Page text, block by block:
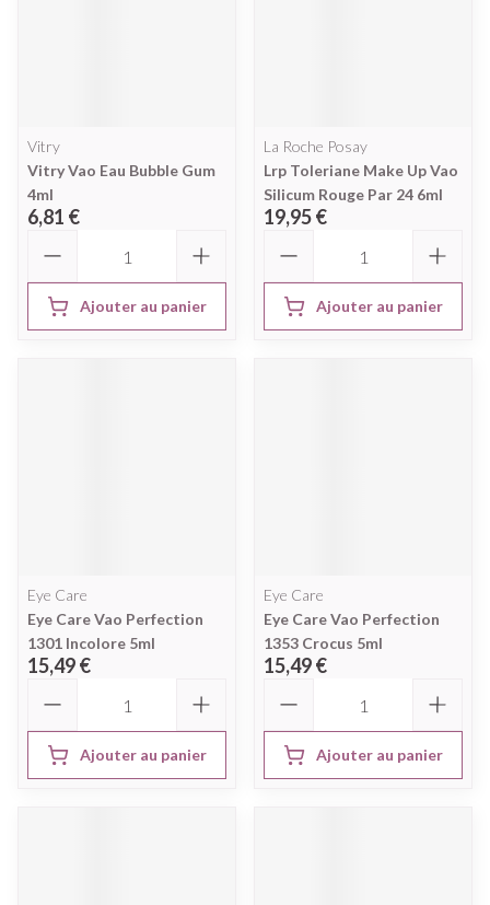
Vitry
Vitry Vao Eau Bubble Gum
4ml
6,81 €
Ajouter au panier
La Roche Posay
Lrp Toleriane Make Up Vao
Silicum Rouge Par 24 6ml
19,95 €
Ajouter au panier
Eye Care
Eye Care Vao Perfection
1301 Incolore 5ml
15,49 €
Ajouter au panier
Eye Care
Eye Care Vao Perfection
1353 Crocus 5ml
15,49 €
Ajouter au panier